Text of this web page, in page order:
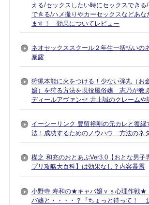
える/セックスしたい時にセックスできる
できる/ハメ撮りやカーセックスなどあな
ます！ 効果についてレビュー
ネオセックススクール２年生一括払いの
暴露
狩猟本能に火をつける！少ない弾丸（お
嬢）を狩る方法を現役風俗嬢 志乃が教
ディールアヴァンセ 井上誠のクレームや
イーシーリンク 豊留裕剛の元カレと復縁
法！成功するためのノウハウ 方法のネ
楳之 和充のおとあぷVer3.0【おとな男子
プリ攻略大百科】は効果なし？内容暴露
小野寺 寿和の★キャバ嬢ｖｓ心理作戦
バ嬢と・・・・？『ちょっと待って！